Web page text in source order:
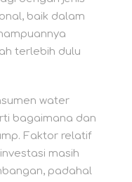
baik dalam
terlebih dulu
water
bagaimana dan
Faktor relatif
masih
padahal